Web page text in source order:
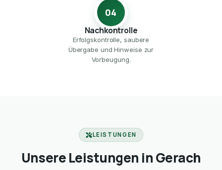
04
Nachkontrolle
Erfolgskontrolle, saubere
Übergabe und Hinweise zur
Vorbeugung.
LEISTUNGEN
Unsere Leistungen in Gerach